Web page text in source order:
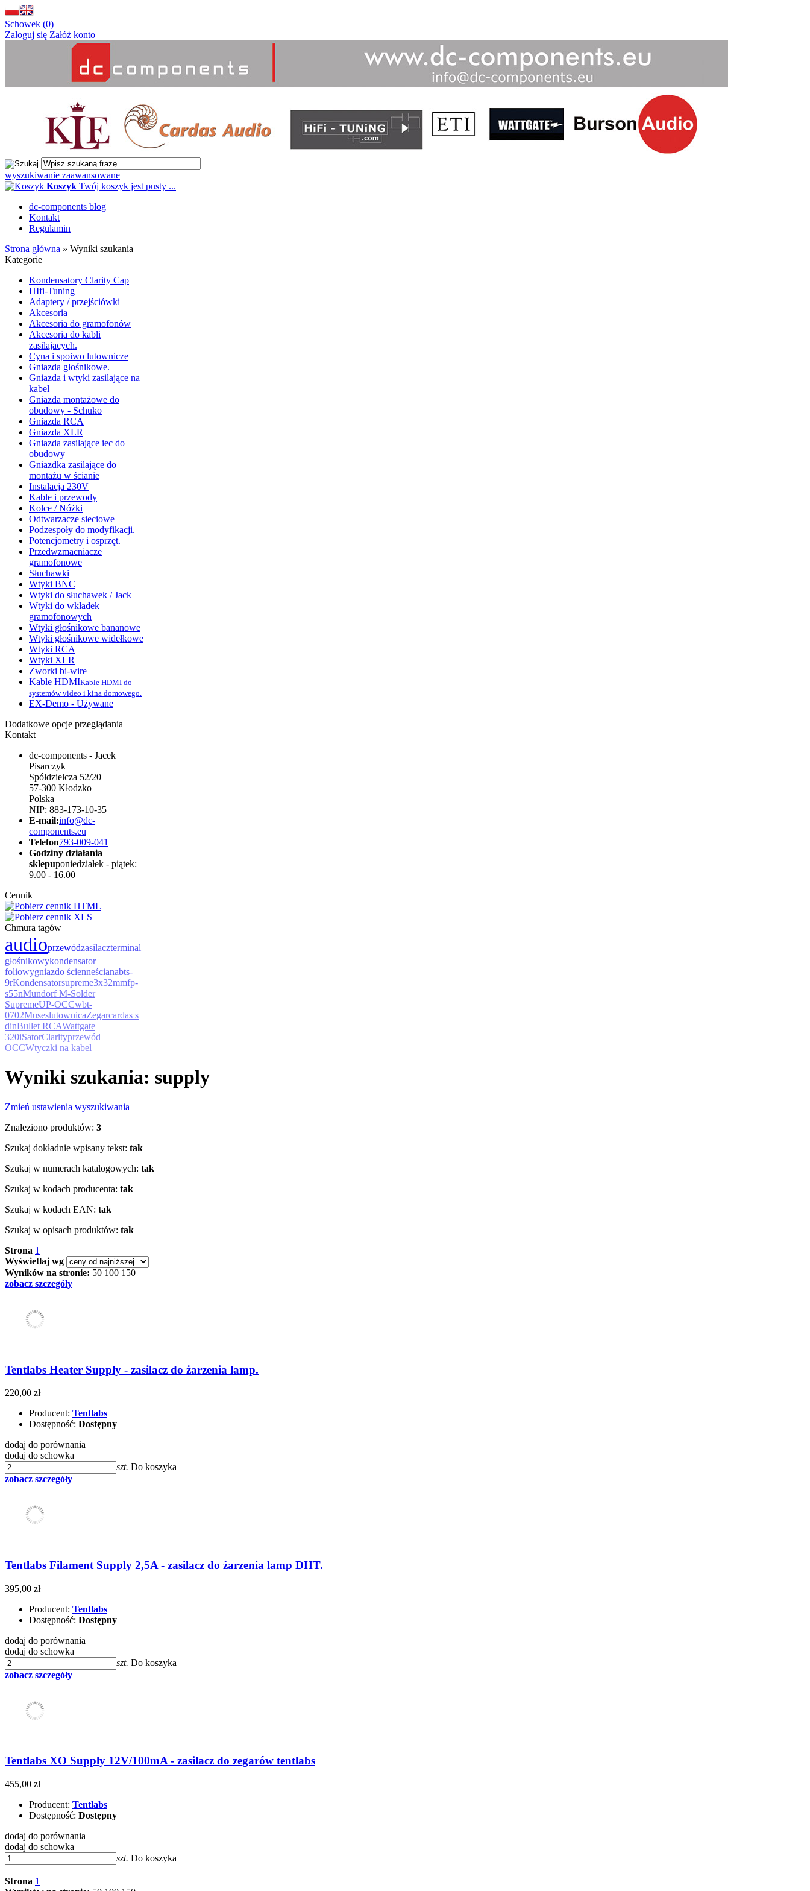
Schowek (0)
Zaloguj się Załóż konto
wyszukiwanie zaawansowane
Koszyk Twój koszyk jest pusty ...
dc-components blog
Kontakt
Regulamin
Strona główna » Wyniki szukania
Kategorie
Kondensatory Clarity Cap
HIfi-Tuning
Adaptery / przejściówki
Akcesoria
Akcesoria do gramofonów
Akcesoria do kabli
zasilajacych.
Cyna i spoiwo lutownicze
Gniazda głośnikowe.
Gniazda i wtyki zasilające na
kabel
Gniazda montażowe do
obudowy - Schuko
Gniazda RCA
Gniazda XLR
Gniazda zasilające iec do
obudowy
Gniazdka zasilające do
montażu w ścianie
Instalacja 230V
Kable i przewody
Kolce / Nóżki
Odtwarzacze sieciowe
Podzespoły do modyfikacji.
Potencjometry i osprzęt.
Przedwzmacniacze
gramofonowe
Słuchawki
Wtyki BNC
Wtyki do słuchawek / Jack
Wtyki do wkładek
gramofonowych
Wtyki głośnikowe bananowe
Wtyki głośnikowe widełkowe
Wtyki RCA
Wtyki XLR
Zworki bi-wire
Kable HDMIKable HDMI do
systemów video i kina domowego.
EX-Demo - Używane
Dodatkowe opcje przeglądania
Kontakt
dc-components - Jacek
Pisarczyk
Spółdzielcza 52/20
57-300 Kłodzko
Polska
NIP: 883-173-10-35
E-mail:info@dc-
components.eu
Telefon793-009-041
Godziny działania
sklepuponiedziałek - piątek:
9.00 - 16.00
Cennik
Chmura tagów
audioprzewódzasilaczterminal
głośnikowykondensator
foliowygniazdo ścienneścianabts-
9rKondensatorsupreme3x32mmfp-
s55nMundorf M-Solder
SupremeUP-OCCwbt-
0702MuseslutownicaZegarcardas s
dinBullet RCAWattgate
320iSatorClarityprzewód
OCCWtyczki na kabel
Wyniki szukania: supply
Zmień ustawienia wyszukiwania
Znaleziono produktów: 3
Szukaj dokładnie wpisany tekst: tak
Szukaj w numerach katalogowych: tak
Szukaj w kodach producenta: tak
Szukaj w kodach EAN: tak
Szukaj w opisach produktów: tak
Strona 1
Wyświetlaj wg
Wyników na stronie: 50 100 150
zobacz szczegóły
Tentlabs Heater Supply - zasilacz do żarzenia lamp.
220,00 zł
Producent: Tentlabs
Dostępność: Dostępny
dodaj do porównania
dodaj do schowka
szt. Do koszyka
zobacz szczegóły
Tentlabs Filament Supply 2,5A - zasilacz do żarzenia lamp DHT.
395,00 zł
Producent: Tentlabs
Dostępność: Dostępny
dodaj do porównania
dodaj do schowka
szt. Do koszyka
zobacz szczegóły
Tentlabs XO Supply 12V/100mA - zasilacz do zegarów tentlabs
455,00 zł
Producent: Tentlabs
Dostępność: Dostępny
dodaj do porównania
dodaj do schowka
szt. Do koszyka
Strona 1